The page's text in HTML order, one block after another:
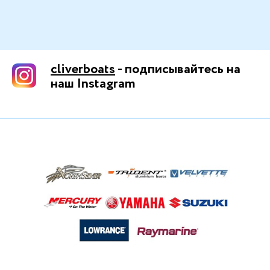
cliverboats- подписывайтесь на
наш Instagram